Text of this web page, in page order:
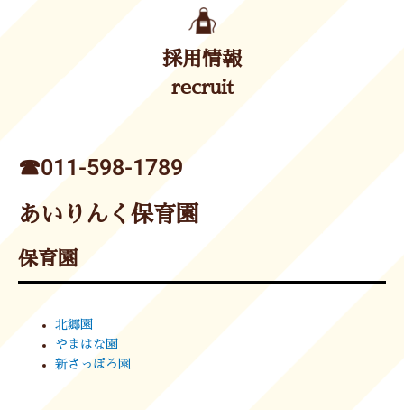
採用情報
recruit
☎︎011-598-1789
あいりんく保育園
保育園
北郷園
やまはな園
新さっぽろ園